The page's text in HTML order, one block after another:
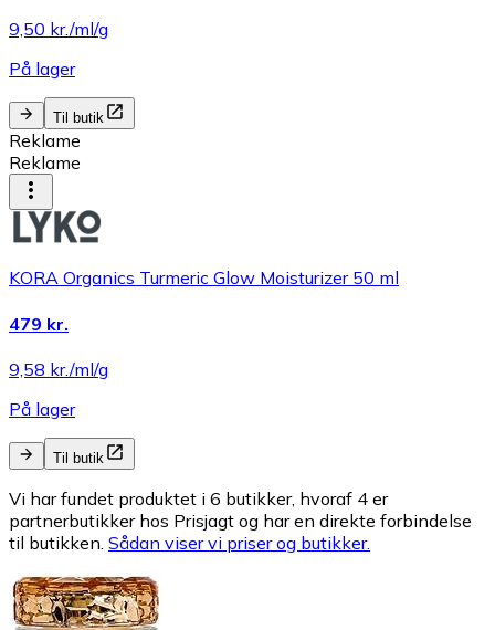
9,50 kr./ml/g
På lager
Til butik
Reklame
Reklame
KORA Organics Turmeric Glow Moisturizer 50 ml
479 kr.
9,58 kr./ml/g
På lager
Til butik
Vi har fundet produktet i 6 butikker, hvoraf 4 er
partnerbutikker hos Prisjagt og har en direkte forbindelse
til butikken. Sådan viser vi priser og butikker.